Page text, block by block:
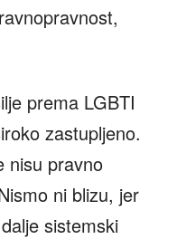
prema LGBTI
zastupljeno.
nisu pravno
ni blizu, jer
sistemski